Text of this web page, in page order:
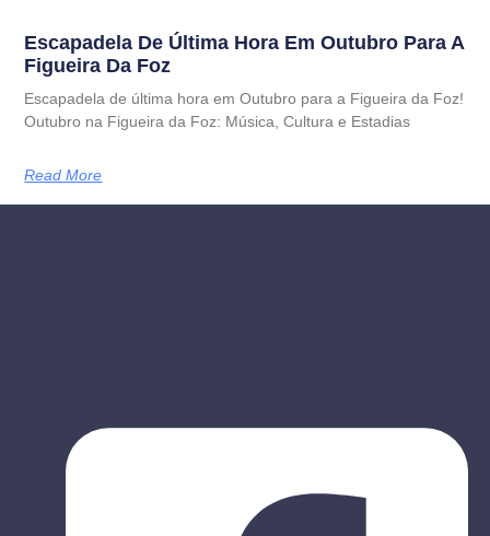
Escapadela De Última Hora Em Outubro Para A
Figueira Da Foz
Escapadela de última hora em Outubro para a Figueira da Foz!
Outubro na Figueira da Foz: Música, Cultura e Estadias
Read More